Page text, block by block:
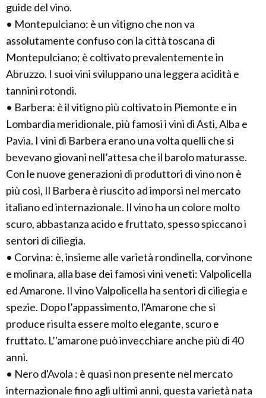
guide del vino.
• Montepulciano: è un vitigno che non va
assolutamente confuso con la città toscana di
Montepulciano; è coltivato prevalentemente in
Abruzzo. I suoi vini sviluppano una leggera acidità e
tannini rotondi.
• Barbera: è il vitigno più coltivato in Piemonte e in
Lombardia meridionale, più famosi i vini di Asti, Alba e
Pavia. I vini di Barbera erano una volta quelli che si
bevevano giovani nell’attesa che il barolo maturasse.
Con le nuove generazioni di produttori di vino non è
più così, Il Barbera è riuscito ad imporsi nel mercato
italiano ed internazionale. Il vino ha un colore molto
scuro, abbastanza acido e fruttato, spesso spiccano i
sentori di ciliegia.
• Corvina: è, insieme alle varietà rondinella, corvinone
e molinara, alla base dei famosi vini veneti: Valpolicella
ed Amarone. Il vino Valpolicella ha sentori di ciliegia e
spezie. Dopo l’appassimento, l'Amarone che si
produce risulta essere molto elegante, scuro e
fruttato. L’'amarone può invecchiare anche più di 40
anni.
• Nero d'Avola : è quasi non presente nel mercato
internazionale fino agli ultimi anni, questa varietà nata